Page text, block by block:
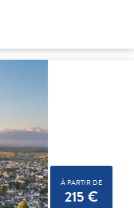
À PARTIR DE
215 €